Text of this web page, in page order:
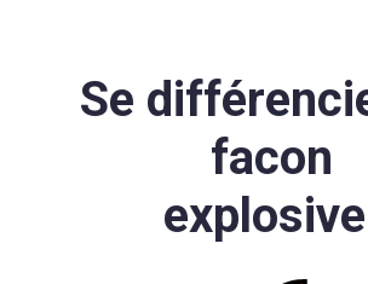
Se
facon